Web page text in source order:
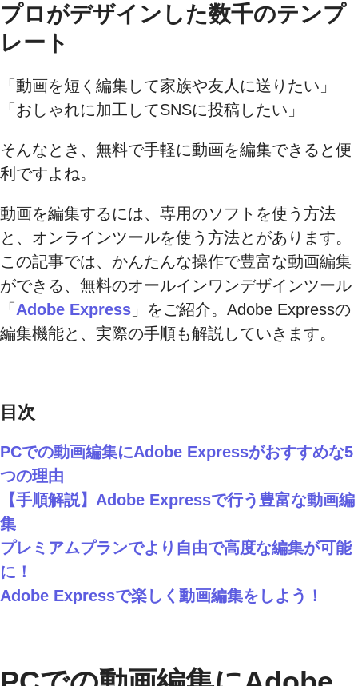
プロがデザインした数千のテンプ
レート
「動画を短く編集して家族や友人に送りたい」
「おしゃれに加工してSNSに投稿したい」
そんなとき、無料で手軽に動画を編集できると便
利ですよね。
動画を編集するには、専用のソフトを使う方法
と、オンラインツールを使う方法とがあります。
この記事では、かんたんな操作で豊富な動画編集
ができる、無料のオールインワンデザインツール
「Adobe Express 」をご紹介。Adobe Expressの
編集機能と、実際の手順も解説していきます。
目次
PCでの動画編集にAdobe Expressがおすすめな5
つの理由
【手順解説】Adobe Expressで行う豊富な動画編
集
プレミアムプランでより自由で高度な編集が可能
に！
Adobe Expressで楽しく動画編集をしよう！